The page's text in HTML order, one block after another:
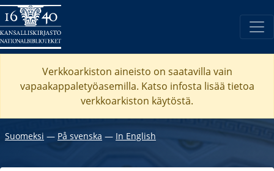
Verkkoarkiston aineisto on saatavilla vain
vapaakappaletyöasemilla. Katso infosta lisää tietoa
verkkoarkiston käytöstä.
Suomeksi ― På svenska ― In English